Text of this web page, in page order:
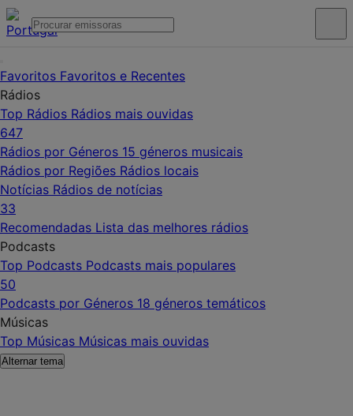
Favoritos Favoritos e Recentes
Rádios
Top Rádios Rádios mais ouvidas
647
Rádios por Géneros 15 géneros musicais
Rádios por Regiões Rádios locais
Notícias Rádios de notícias
33
Recomendadas Lista das melhores rádios
Podcasts
Top Podcasts Podcasts mais populares
50
Podcasts por Géneros 18 géneros temáticos
Músicas
Top Músicas Músicas mais ouvidas
Alternar tema